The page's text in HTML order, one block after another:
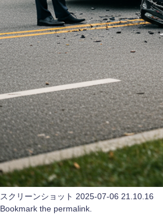
スクリーンショット 2025-07-06 21.10.16
Bookmark the permalink